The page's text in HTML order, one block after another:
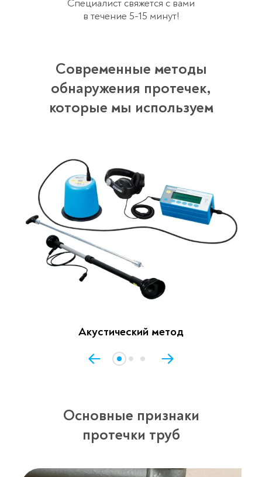
Специалист свяжется с вами
в течение 5-15 минут!
Современные методы
обнаружения протечек,
которые мы используем
Акустический метод
Основные признаки
протечки труб